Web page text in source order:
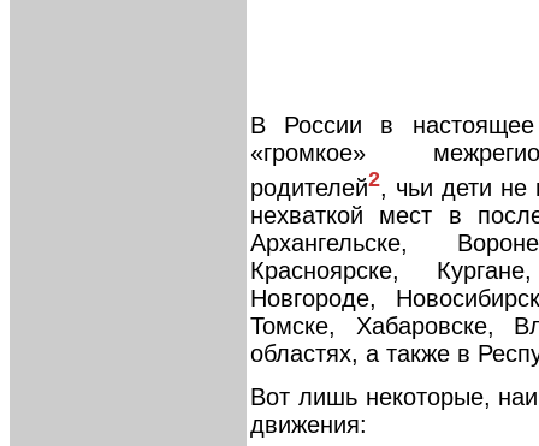
В России в настоящее
«громкое»
родителей2, чьи дети не
нехваткой мест в
Архангельске,
Красноярске,
Новгороде,
Томске, Хабаровске,
областях, а также в
Вот лишь некоторые,
движения: